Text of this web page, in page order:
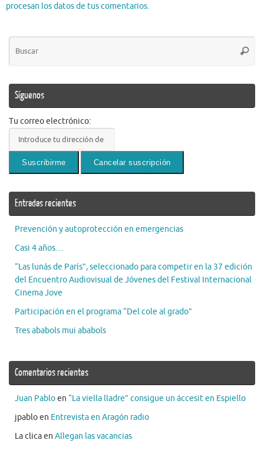
procesan los datos de tus comentarios.
Síguenos
Tu correo electrónico:
Entradas recientes
Prevención y autoprotección en emergencias
Casi 4 años…
“Las lunás de París”, seleccionado para competir en la 37 edición
del Encuentro Audiovisual de Jóvenes del Festival Internacional
Cinema Jove
Participación en el programa “Del cole al grado”
Tres ababols mui ababols
Comentarios recientes
Juan Pabloen “La viella lladre” consigue un áccesit en Espiello
jpabloen Entrevista en Aragón radio
La clicaen Allegan las vacancias